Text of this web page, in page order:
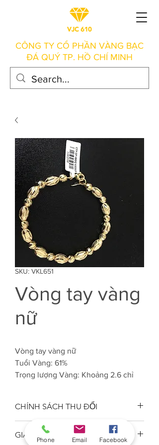
CÔNG TY CỔ PHẦN VÀNG BẠC
ĐÁ QUÝ TP. HỒ CHÍ MINH
SKU: VKL651
Vòng tay vàng
nữ
Vòng tay vàng nữ
Tuổi Vàng: 61%
Trọng lượng Vàng: Khoảng 2.6 chỉ
CHÍNH SÁCH THU ĐỔI
Công ty VJC 610 đảm bảo chất
lượng tuổi vàng trang sức đúng
GIAO HÀNG
Phone Email Facebook